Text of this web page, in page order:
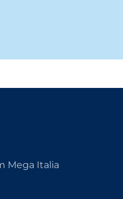
Mega Italia